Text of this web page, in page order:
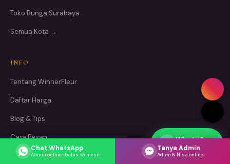
Toko Bunga Surabaya
Semua Kota →
INFO
Tentang WinnerFleur
Daftar Harga
Blog & Tips
Cara Pesan
Hubungi Kami
WhatsApp
Respons cepat
Chat WhatsApp
Admin online · balas <5 menit
Tanya Admin
Adam & Nisa online